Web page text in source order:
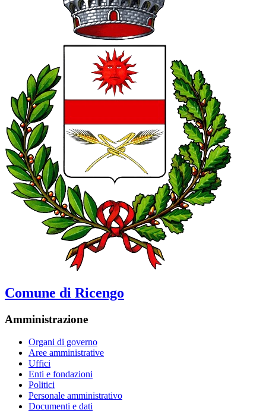
Comune di Ricengo
Amministrazione
Organi di governo
Aree amministrative
Uffici
Enti e fondazioni
Politici
Personale amministrativo
Documenti e dati